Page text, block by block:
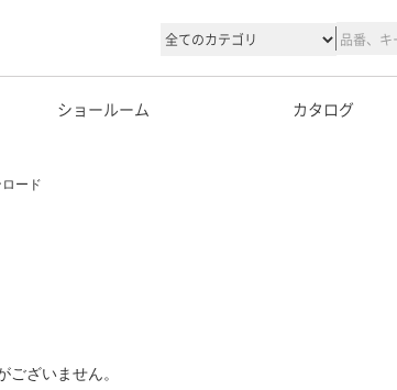
ショールーム カタログ
ード
ざいません。